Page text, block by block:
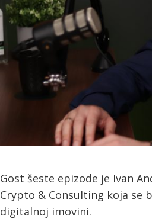
Gost šeste epizode je Ivan
Crypto & Consulting koja se
digitalnoj imovini.